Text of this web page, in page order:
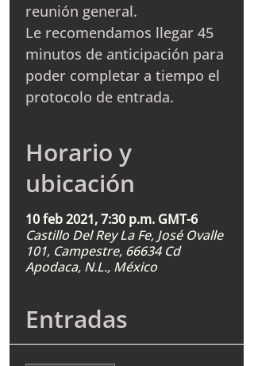
reunión general.
Le recomendamos llegar 45
minutos de anticipación para
poder completar a tiempo el
protocolo de entrada.
Horario y
ubicación
10 feb 2021, 7:30 p.m. GMT-6
Castillo Del Rey La Fe, José Ovalle
101, Campestre, 66634 Cd
Apodaca, N.L., México
Entradas